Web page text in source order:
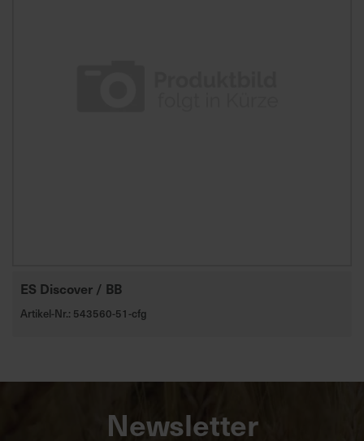
ES Discover / BB
Artikel-Nr.: 543560-51-cfg
Newsletter